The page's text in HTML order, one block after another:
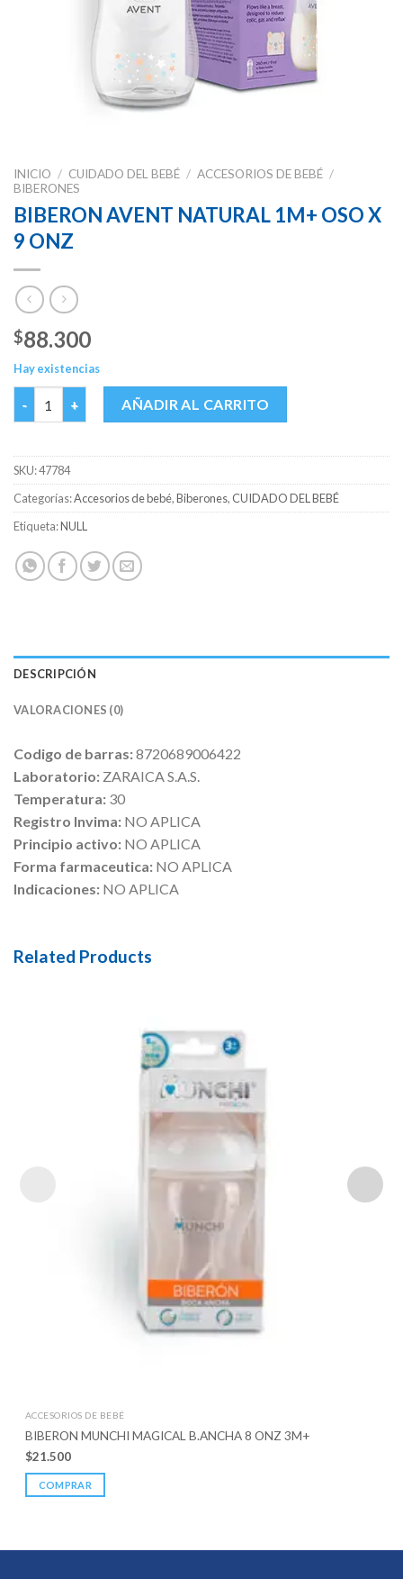
INICIO / CUIDADO DEL BEBÉ / ACCESORIOS DE BEBÉ /
BIBERONES
BIBERON AVENT NATURAL 1M+ OSO X
9 ONZ
$88.300
Hay existencias
BIBERON AVENT NATURAL 1M+ OSO X 9 ONZ cantidad
AÑADIR AL CARRITO
SKU:47784
Categorías:Accesorios de bebé,Biberones, CUIDADO DEL BEBÉ
Etiqueta:NULL
DESCRIPCIÓN
VALORACIONES (0)
Codigo de barras:8720689006422
Laboratorio: ZARAICA S.A.S.
Temperatura: 30
Registro Invima: NO APLICA
Principio activo: NO APLICA
Forma farmaceutica: NO APLICA
Indicaciones: NO APLICA
Related Products
ACCESORIOS DE BEBÉ
BIBERON MUNCHI MAGICAL B.ANCHA 8 ONZ 3M+
$21.500
COMPRAR